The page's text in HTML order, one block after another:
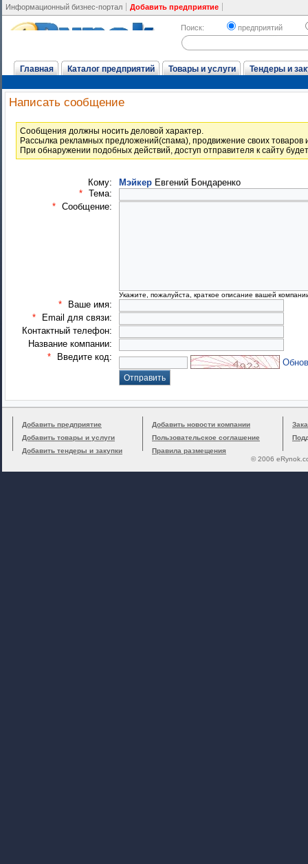
Информационный бизнес-портал Добавить предприятие
Поиск: предприятий
Главная Каталог предприятий Товары и услуги Тендеры и
Написать сообщение
Cообщения должны носить деловой характер.
Рассылка рекламных предложений(спама), продвижение своих товаров
При обнаружении подобных действий, доступ отправителя к сайту
Кому: Мэйкер Евгений Бондаренко
* Тема:
* Сообщение:
Укажите, пожалуйста, краткое описание вашей
*
Ваше имя:
*
Email для связи:
Контактный телефон:
Название компании:
*
Введите код:
Добавить предприятие
Добавить товары и услуги
Добавить тендеры и закупки
Добавить новости компании
Пользовательское соглашение
Правила размещения
© 2006